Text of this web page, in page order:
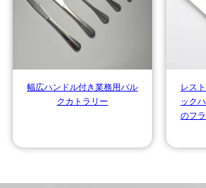
幅広ハンドル付き業務用バル
クカトラリー
レス
ック
のフ